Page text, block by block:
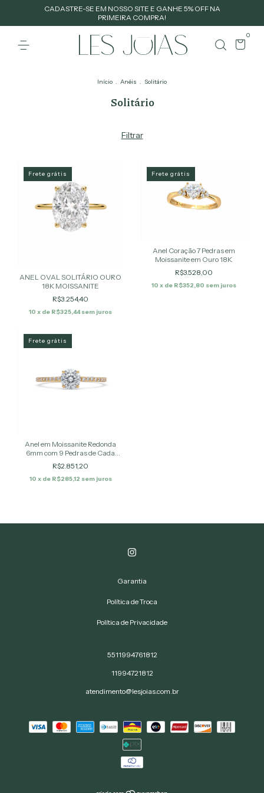
CADASTRE-SE EM NOSSO SITE E GANHE 5% OFF NA
PRIMEIRA COMPRA!
0
Início Anéis Solitário
Solitário
Filtrar
Frete grátis
ANEL OVAL SOLITÁRIO OURO
18K MOISSANITE
R$3.254,40
10 x de R$325,44 sem juros
Frete grátis
Anel Coração 7 Pedras em
Moissanite em Ouro 18K
R$3.528,00
10 x de R$352,80 sem juros
Frete grátis
Anel em Moissanite Redonda
6mm com 9 Pedras de Cada
Lado 1,25mm
R$2.851,20
10 x de R$285,12 sem juros
Garantia
Política de Troca
Política de Privacidade
5511994761812
11994721812
atendimento@lesjoias.com.br